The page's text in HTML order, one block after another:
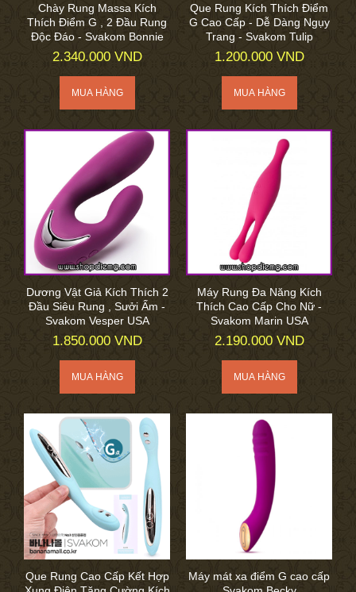
Chày Rung Massa Kích
Thích Điểm G , 2 Đầu Rung
Độc Đáo - Svakom Bonnie
2.340.000 VND
Que Rung Kích Thích Điểm
G Cao Cấp - Dễ Dàng Ngụy
Trang - Svakom Tulip
1.200.000 VND
Dương Vật Giả Kích Thích 2
Đầu Siêu Rung , Sưởi Ấm -
Svakom Vesper USA
1.850.000 VND
Máy Rung Đa Năng Kích
Thích Cao Cấp Cho Nữ -
Svakom Marin USA
2.190.000 VND
Que Rung Cao Cấp Kết Hợp
Máy mát xa điểm G cao cấp